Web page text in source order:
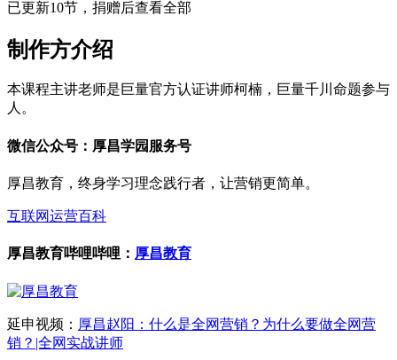
已更新10节，捐赠后查看全部
制作方介绍
本课程主讲老师是巨量官方认证讲师柯楠，巨量千川命题参与
人。
微信公众号：厚昌学园服务号
厚昌教育，终身学习理念践行者，让营销更简单。
互联网运营百科
厚昌教育哔哩哔哩： 厚昌教育
延申视频： 厚昌赵阳：什么是全网营销？为什么要做全网营
销？|全网实战讲师